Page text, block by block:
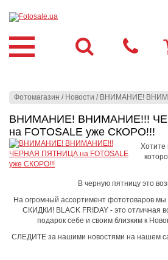
Фотомагазин / Новости / ВНИМАНИЕ! ВНИМАНИЕ!!!
ВНИМАНИЕ! ВНИМАНИЕ!!!
на FOTOSALE уже СКОРО!!!
Хотите
В черную пятницу это
На огромный ассортимент фототоваров
СКИДКИ! BLACK FRIDAY - это отличная
подарок себе и своим близким к
СЛЕДИТЕ за нашими новостями на нашем